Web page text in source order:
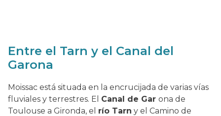
Entre el Tarn y el Canal del
Garona
Moissac está situada en la encrucijada de varias vías
fluviales y terrestres. El Canal de Gar ona de
Toulouse a Gironda, el río Tarn y el Camino de